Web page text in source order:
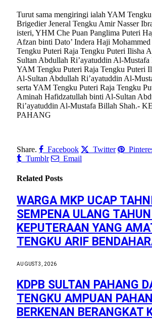
Turut sama mengiringi ialah YAM
Brigedier Jeneral Tengku Amir Nasser
isteri, YHM Che Puan Panglima Puteri
Afzan binti Dato’ Indera Haji
Tengku Puteri Raja Tengku Puteri Ilisha
Sultan Abdullah Ri’ayatuddin Al-Mustafa
YAM Tengku Puteri Raja Tengku Puteri
Al-Sultan Abdullah Ri’ayatuddin Al-
serta YAM Tengku Puteri Raja Tengku
Aminah Hafidzatullah binti Al-Sultan
Ri’ayatuddin Al-Mustafa Billah Shah.-
PAHANG
Share. Facebook Twitter
Tumblr
Email
Related Posts
WARGA MKP UCAP
SEMPENA ULANG TAHUN
KEPUTERAAN YANG
TENGKU ARIF
AUGUST 3, 2026
KDPB SULTAN PAHANG
TENGKU AMPUAN
BERKENAN BERANGKAT